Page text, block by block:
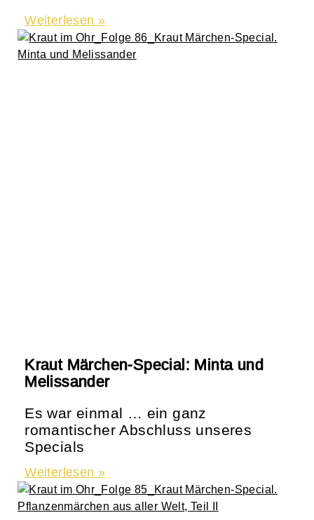
Weiterlesen »
Kraut Märchen-Special: Minta und
Melissander
Es war einmal … ein ganz
romantischer Abschluss unseres
Specials
Weiterlesen »